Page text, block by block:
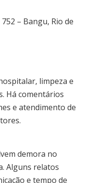
752 – Bangu, Rio de
limpeza e
Há comentários
e atendimento de
demora no
Alguns relatos
e tempo de